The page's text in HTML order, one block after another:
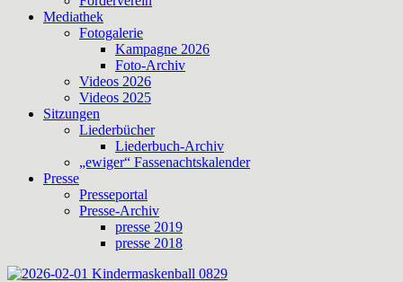
Mediathek
Fotogalerie
Kampagne 2026
Foto-Archiv
Videos 2026
Videos 2025
Sitzungen
Liederbücher
Liederbuch-Archiv
„ewiger“ Fassenachtskalender
Presse
Presseportal
Presse-Archiv
presse 2019
presse 2018